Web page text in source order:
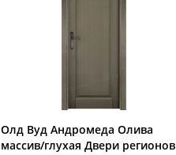
Олд Вуд Андромеда Олива
массив/глухая Двери регионов